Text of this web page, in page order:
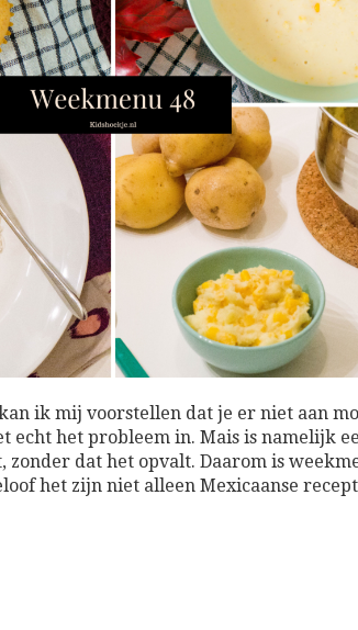
ik mij voorstellen dat je er niet aan
echt het probleem in. Mais is namelijk
dat het opvalt. Daarom is
het zijn niet alleen Mexicaanse